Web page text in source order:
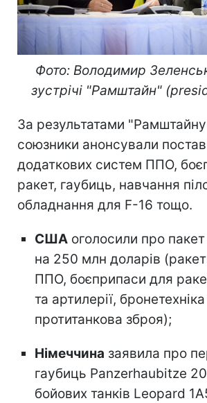
Фото: Володимир
зустрічі "Рамштайн"
За результатами
союзники анонсували
додаткових систем ППО,
ракет, гаубиць, навчання
обладнання для F-16 тощо.
США оголосили про
на 250 млн доларів
ППО, боєприпаси для
та артилерії,
протитанкова зброя);
Німеччина заявила про
гаубиць Panzerhaubitze
бойових танків Leopard